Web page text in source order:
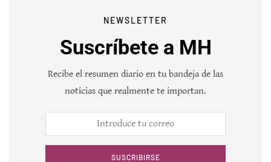
NEWSLETTER
Suscríbete a MH
Recibe el resumen diario en tu bandeja de las
noticias que realmente te importan.
SUSCRIBIRSE